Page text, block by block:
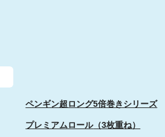
ペンギン超ロング5倍巻きシリーズ
プレミアムロール（3枚重ね）